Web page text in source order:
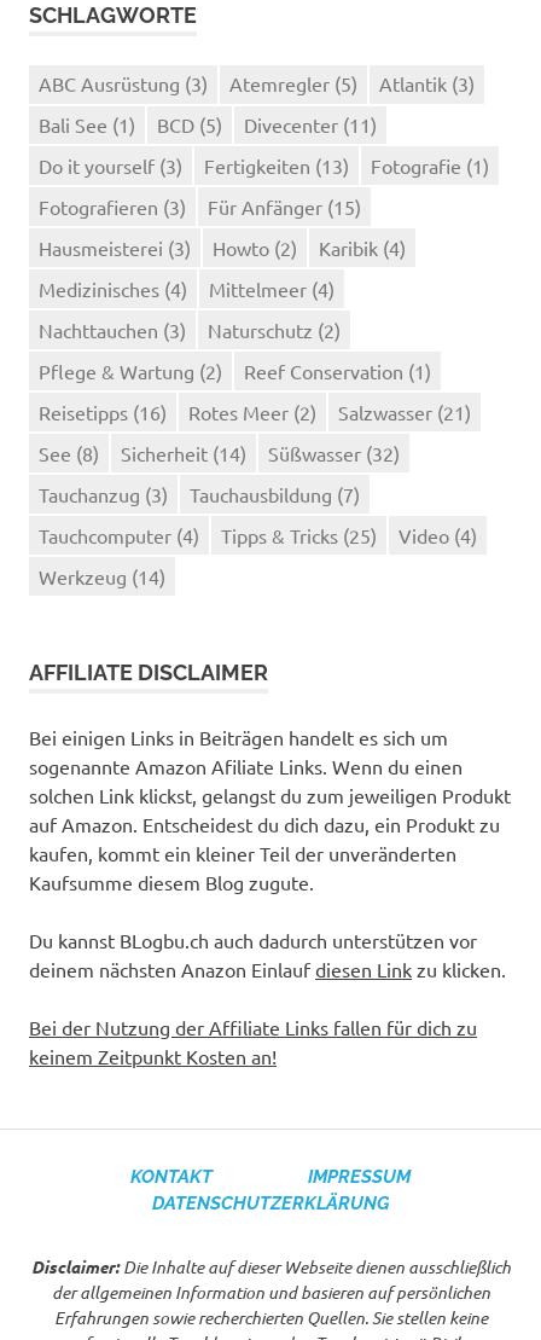
SCHLAGWORTE
ABC Ausrüstung (3) Atemregler (5) Atlantik (3)
Bali See (1) BCD (5) Divecenter (11)
Do it yourself (3) Fertigkeiten (13) Fotografie (1)
Fotografieren (3) Für Anfänger (15)
Hausmeisterei (3) Howto (2) Karibik (4)
Medizinisches (4) Mittelmeer (4)
Nachttauchen (3) Naturschutz (2)
Pflege & Wartung (2) Reef Conservation (1)
Reisetipps (16) Rotes Meer (2) Salzwasser (21)
See (8) Sicherheit (14) Süßwasser (32)
Tauchanzug (3) Tauchausbildung (7)
Tauchcomputer (4) Tipps & Tricks (25) Video (4)
Werkzeug (14)
AFFILIATE DISCLAIMER
Bei einigen Links in Beiträgen handelt es sich um
sogenannte Amazon Afiliate Links. Wenn du einen
solchen Link klickst, gelangst du zum jeweiligen Produkt
auf Amazon. Entscheidest du dich dazu, ein Produkt zu
kaufen, kommt ein kleiner Teil der unveränderten
Kaufsumme diesem Blog zugute.
Du kannst BLogbu.ch auch dadurch unterstützen vor
deinem nächsten Anazon Einlaufdiesen Link zu klicken.
Bei der Nutzung der Affiliate Links fallen für dich zu
keinem Zeitpunkt Kosten an!
KONTAKT
IMPRESSUM
DATENSCHUTZERKLÄRUNG
Disclaimer:Die Inhalte auf dieser Webseite dienen ausschließlich
der allgemeinen Information und basieren auf persönlichen
Erfahrungen sowie recherchierten Quellen. Sie stellen keine